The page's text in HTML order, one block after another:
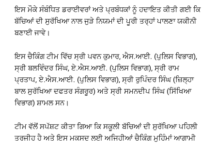
ਇਸ ਮੌਕੇ ਸੰਬੰਧਿਤ ਡਰਾਈਵਰਾਂ ਅਤੇ ਪ੍ਰਬੰਧਕਾਂ ਨੂੰ ਹਦਾਇਤ ਕੀਤੀ ਗਈ ਕਿ
ਬੱਚਿਆਂ ਦੀ ਸੁਰੱਖਿਆ ਨਾਲ ਜੁੜੇ ਨਿਯਮਾਂ ਦੀ ਪੂਰੀ ਤਰ੍ਹਾਂ ਪਾਲਣਾ ਯਕੀਨੀ
ਬਣਾਈ ਜਾਵੇ।
ਇਸ ਚੈਕਿੰਗ ਟੀਮ ਵਿੱਚ ਸ੍ਰੀ ਪਵਨ ਕੁਮਾਰ, ਐਸ.ਆਈ. (ਪੁਲਿਸ ਵਿਭਾਗ),
ਸ੍ਰੀ ਬਲਵਿੰਦਰ ਸਿੰਘ, ਏ.ਐਸ.ਆਈ. (ਪੁਲਿਸ ਵਿਭਾਗ), ਸ੍ਰੀ ਰਾਮ
ਪ੍ਰਤਾਪ, ਏ.ਐਸ.ਆਈ. (ਪੁਲਿਸ ਵਿਭਾਗ), ਸ੍ਰੀ ਰੁਪਿੰਦਰ ਸਿੰਘ (ਜ਼ਿਲ੍ਹਾ
ਬਾਲ ਸੁਰੱਖਿਆ ਦਫਤਰ ਸੰਗਰੂਰ) ਅਤੇ ਸ੍ਰੀ ਸਮਨਦੀਪ ਸਿੰਘ (ਸਿੱਖਿਆ
ਵਿਭਾਗ) ਸ਼ਾਮਲ ਸਨ।
ਟੀਮ ਵੱਲੋਂ ਸਪੱਸ਼ਟ ਕੀਤਾ ਗਿਆ ਕਿ ਸਕੂਲੀ ਬੱਚਿਆਂ ਦੀ ਸੁਰੱਖਿਆ ਪਹਿਲੀ
ਤਰਜੀਹ ਹੈ ਅਤੇ ਇਸ ਮਕਸਦ ਲਈ ਅਜਿਹੀਆਂ ਚੈਕਿੰਗ ਮੁਹਿੰਮਾਂ ਆਗਾਮੀ